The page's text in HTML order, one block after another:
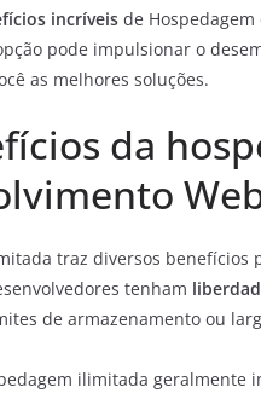
incríveis de
pode impulsionar o
as melhores soluções.
da
traz diversos benefícios
tenham
de armazenamento ou
ilimitada geralmente